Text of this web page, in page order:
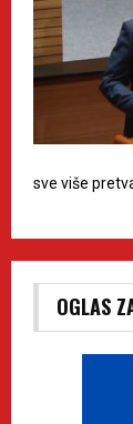
sve više
OGLAS